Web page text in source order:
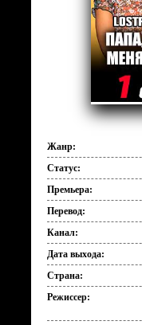
Жанр:
Статус:
Премьера:
Перевод:
Канал:
Дата выхода:
Страна:
Режиссер: